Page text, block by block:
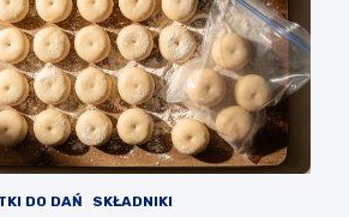
DO DAŃ SKŁADNIKI